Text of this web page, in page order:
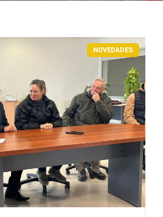
NOVEDADES